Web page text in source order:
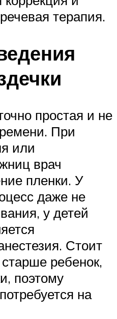
терапия.
простая и не
При
или
врач
пленки. У
даже не
у детей
Стоит
ребенок,
поэтому
на